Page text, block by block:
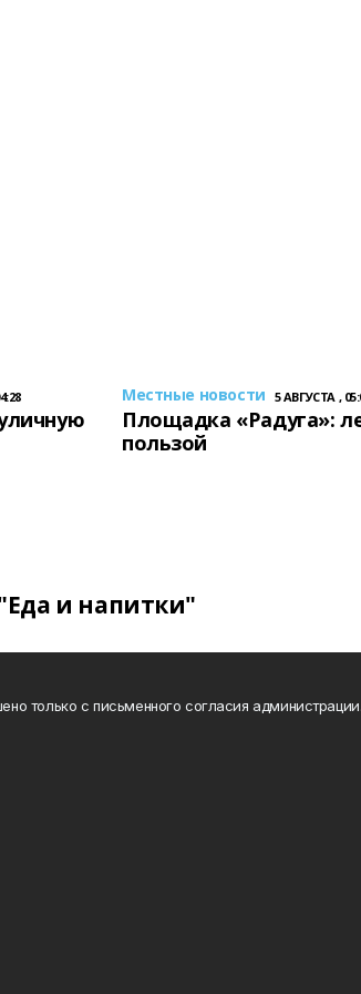
Местные новости 5 АВГУСТА ,
Площадка «Радуга»:
пользой
и напитки"
только с письменного согласия администрации.